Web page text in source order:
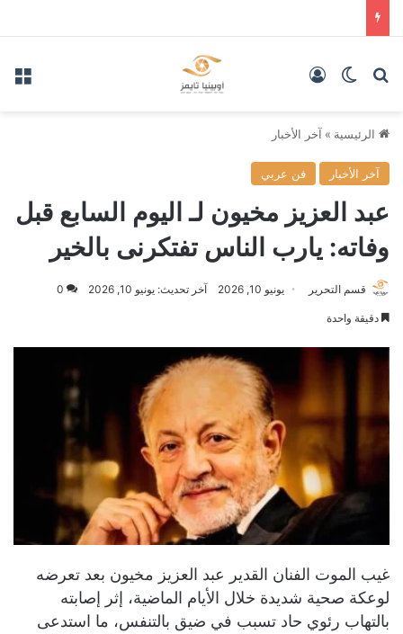
بحث عنالوضع المظلم
الرئيسية » آخر الأخبار
آخر الأخبار فن عربي
عبد العزيز مخيون لـ اليوم السابع قبل
وفاته: يارب الناس تفتكرنى بالخير
قسم التحرير يونيو 10, 2026 آخر تحديث: يونيو 10, 2026 0
دقيقة واحدة
غيب الموت الفنان القدير عبد العزيز مخيون بعد تعرضه
لوعكة صحية شديدة خلال الأيام الماضية، إثر إصابته
بالتهاب رئوي حاد تسبب في ضيق بالتنفس، ما استدعى